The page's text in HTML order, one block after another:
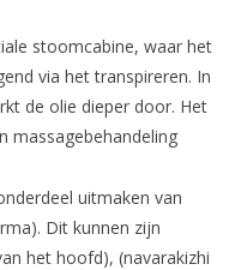
stoomcabine, waar het
via het transpireren. In
de olie dieper door. Het
massagebehandeling
uitmaken van
Dit kunnen zijn
het hoofd), (navarakizhi